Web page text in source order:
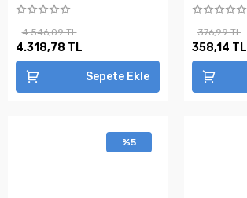
4.546,09 TL
4.318,78 TL
Sepete Ekle
376,99 TL
358,14 TL
%5